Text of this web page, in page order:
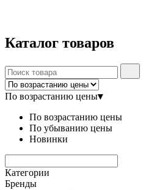
Каталог товаров
По возрастанию цены▾
По возрастанию цены
По убыванию цены
Новинки
Категории
Бренды